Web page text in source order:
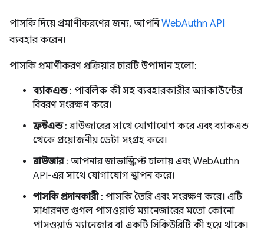
পাসকি দিয়ে প্রমাণীকরণের জন্য, আপনিWebAuthn API
ব্যবহার করেন।
পাসকি প্রমাণীকরণ প্রক্রিয়ার চারটি উপাদান হলো:
ব্যাকএন্ড: পাবলিক কী সহ ব্যবহারকারীর অ্যাকাউন্টের
বিবরণ সংরক্ষণ করে।
ফ্রন্টএন্ড: ব্রাউজারের সাথে যোগাযোগ করে এবং ব্যাকএন্ড
থেকে প্রয়োজনীয় ডেটা সংগ্রহ করে।
ব্রাউজার: আপনার জাভাস্ক্রিপ্ট চালায় এবং WebAuthn
API-এর সাথে যোগাযোগ স্থাপন করে।
পাসকি প্রদানকারী: পাসকি তৈরি এবং সংরক্ষণ করে। এটি
সাধারণত গুগল পাসওয়ার্ড ম্যানেজারের মতো কোনো
পাসওয়ার্ড ম্যানেজার বা একটি সিকিউরিটি কী হয়ে থাকে।